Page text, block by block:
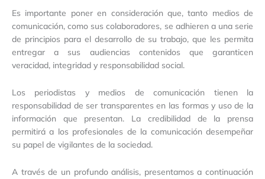
Es importante poner en consideración que, tanto medios de
comunicación, como sus colaboradores, se adhieren a una serie
de principios para el desarrollo de su trabajo, que les permita
entregar a sus audiencias contenidos que garanticen
veracidad, integridad y responsabilidad social.
Los periodistas y medios de comunicación tienen la
responsabilidad de ser transparentes en las formas y uso de la
información que presentan. La credibilidad de la prensa
permitirá a los profesionales de la comunicación desempeñar
su papel de vigilantes de la sociedad.
A través de un profundo análisis, presentamos a continuación